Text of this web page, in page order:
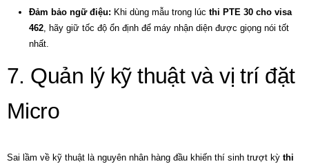
Đảm bảo ngữ điệu: Khi dùng mẫu trong lúc thi PTE 30 cho visa
462, hãy giữ tốc độ ổn định để máy nhận diện được giọng nói tốt
nhất.
7. Quản lý kỹ thuật và vị trí đặt
Micro
Sai lầm về kỹ thuật là nguyên nhân hàng đầu khiến thí sinh trượt kỳ thi